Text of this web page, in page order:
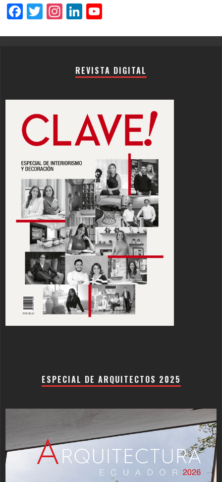
Facebook
Twitter
Instagram
LinkedIn
REVISTA DIGITAL
ESPECIAL DE ARQUITECTOS 2025